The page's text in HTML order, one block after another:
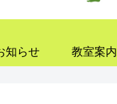
知らせ 教室案内